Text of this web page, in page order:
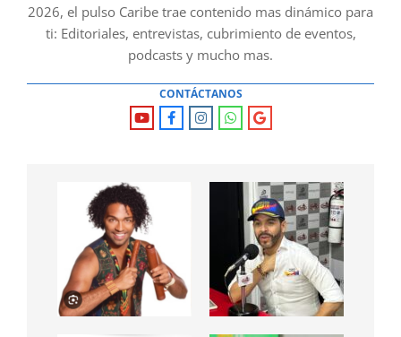
2026, el pulso Caribe trae contenido mas dinámico para
ti: Editoriales, entrevistas, cubrimiento de eventos,
podcasts y mucho mas.
CONTÁCTANOS